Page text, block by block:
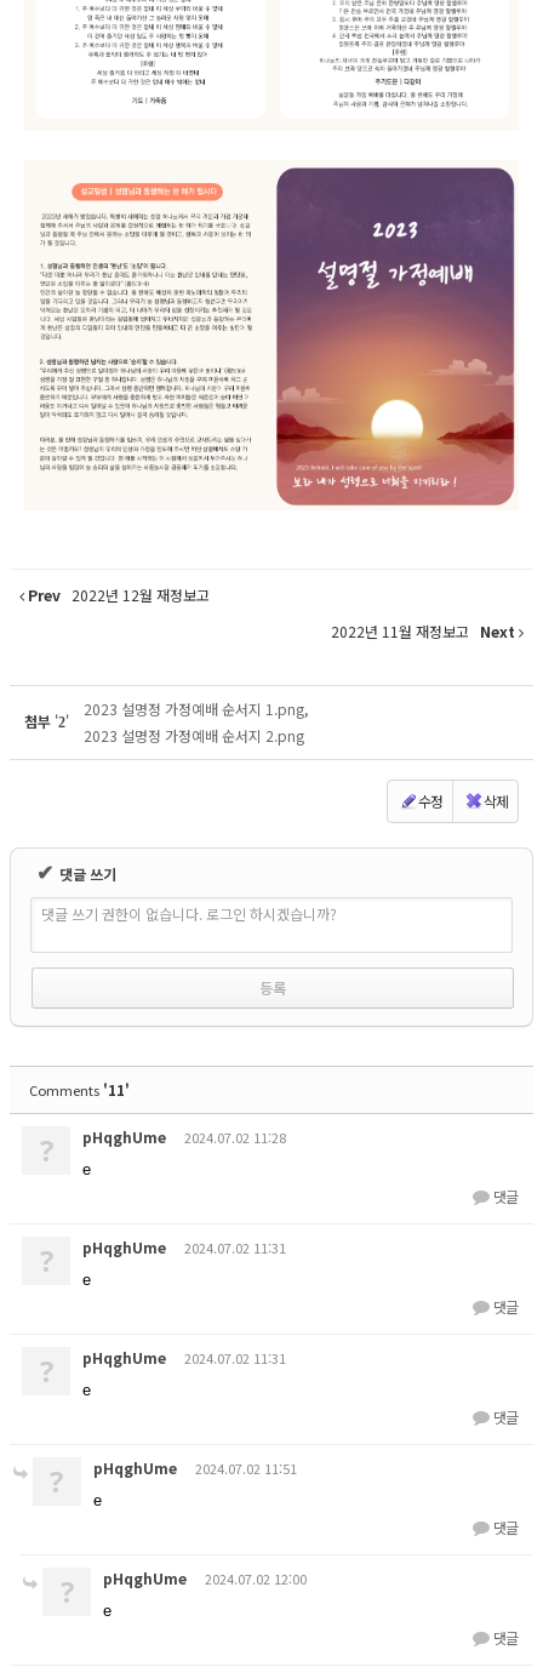
Prev 2022년 12월 재정보고
2022년 11월 재정보고
Next
첨부 '2'
2023 설명정 가정예배 순서지 1.png,
2023 설명정 가정예배 순서지 2.png
수정 삭제
✔ 댓글 쓰기
댓글 쓰기 권한이 없습니다. 로그인 하시겠습니까?
Comments '11'
? pHqghUme 2024.07.02 11:28
e
댓글
? pHqghUme 2024.07.02 11:31
e
댓글
? pHqghUme 2024.07.02 11:31
e
댓글
? pHqghUme 2024.07.02 11:51
e
댓글
? pHqghUme 2024.07.02 12:00
e
댓글